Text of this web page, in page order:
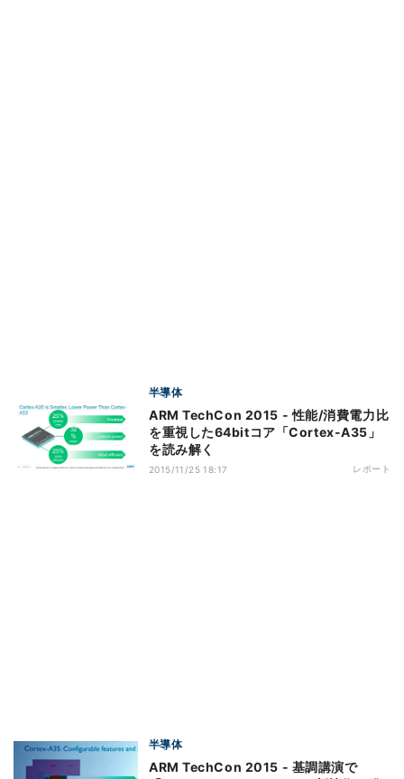
半導体
ARM TechCon 2015 - 性能/消費電力比
を重視した64bitコア「Cortex-A35」
を読み解く
2015/11/25 18:17 レポート
半導体
ARM TechCon 2015 - 基調講演で